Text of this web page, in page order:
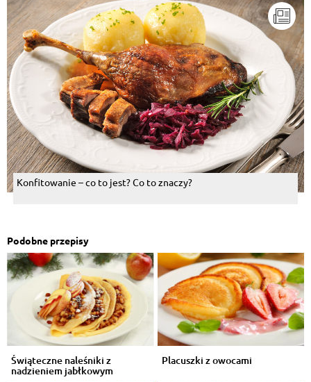
Konfitowanie – co to jest? Co to znaczy?
Podobne przepisy
Świąteczne naleśniki z
nadzieniem jabłkowym
Placuszki z owocami